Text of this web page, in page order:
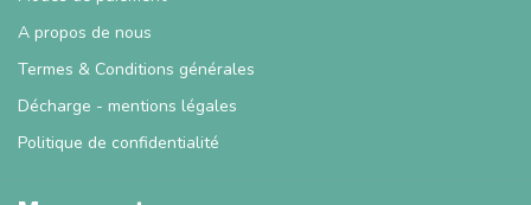
A propos de nous
Termes & Conditions générales
Décharge - mentions légales
Politique de confidentialité